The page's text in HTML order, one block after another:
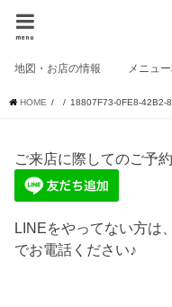
menu
地図・お店の情報 メニュ
HOME 18807F73-0FE8-42B2-
ご来店に際してのご予
LINEをやってない方は
でお電話ください♪